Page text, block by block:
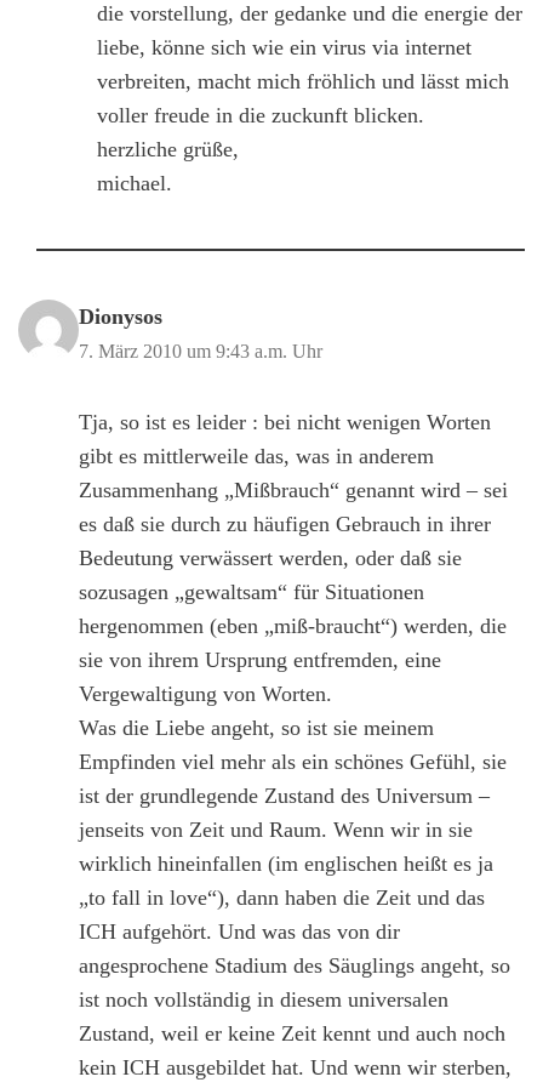
die vorstellung, der gedanke und die energie der
liebe, könne sich wie ein virus via internet
verbreiten, macht mich fröhlich und lässt mich
voller freude in die zuckunft blicken.
herzliche grüße,
michael.
Dionysos
7. März 2010 um 9:43 a.m. Uhr
Tja, so ist es leider : bei nicht wenigen Worten
gibt es mittlerweile das, was in anderem
Zusammenhang „Mißbrauch“ genannt wird – sei
es daß sie durch zu häufigen Gebrauch in ihrer
Bedeutung verwässert werden, oder daß sie
sozusagen „gewaltsam“ für Situationen
hergenommen (eben „miß-braucht“) werden, die
sie von ihrem Ursprung entfremden, eine
Vergewaltigung von Worten.
Was die Liebe angeht, so ist sie meinem
Empfinden viel mehr als ein schönes Gefühl, sie
ist der grundlegende Zustand des Universum –
jenseits von Zeit und Raum. Wenn wir in sie
wirklich hineinfallen (im englischen heißt es ja
„to fall in love“), dann haben die Zeit und das
ICH aufgehört. Und was das von dir
angesprochene Stadium des Säuglings angeht, so
ist noch vollständig in diesem universalen
Zustand, weil er keine Zeit kennt und auch noch
kein ICH ausgebildet hat. Und wenn wir sterben,